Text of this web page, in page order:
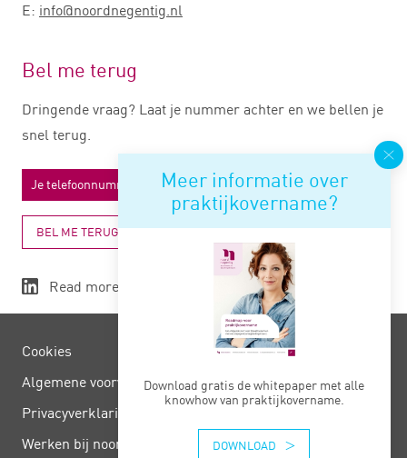
Meer informatie over
praktijkovername?
Download gratis de whitepaper met alle
knowhow van praktijkovername.
DOWNLOAD
E: info@noordnegentig.nl
Bel me terug
Dringende vraag? Laat je nummer achter en we bellen je
snel terug.
BEL ME TERUG
Read more
Cookies
Algemene voorwaarden
Privacy­verklaring
Werken bij noord negentig